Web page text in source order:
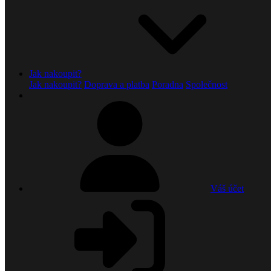
Jak nakoupit?
Jak nakoupit? Doprava a platba Poradna Společnost
Váš účet